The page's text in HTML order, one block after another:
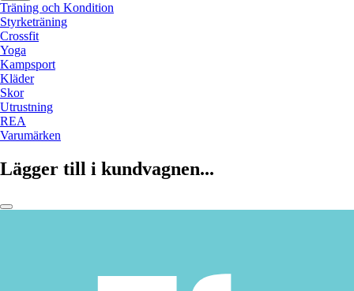
Träning och Kondition
Styrketräning
Crossfit
Yoga
Kampsport
Kläder
Skor
Utrustning
REA
Varumärken
Lägger till i kundvagnen...